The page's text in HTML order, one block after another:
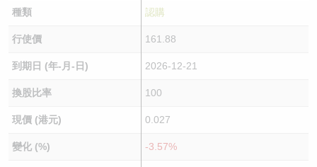
種類 認購
行使價 161.88
到期日 (年-月-日) 2026-12-21
換股比率 100
現價 (港元) 0.027
變化 (%) -3.57%